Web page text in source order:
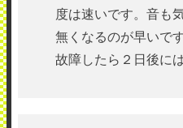
度は速いです。音も
無くなるのが早いで
故障したら２日後に